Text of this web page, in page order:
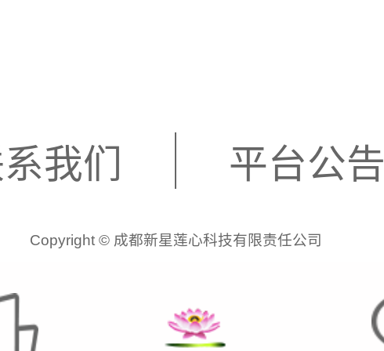
我们 平台公告
Copyright © 成都新星莲心科技有限责任公司